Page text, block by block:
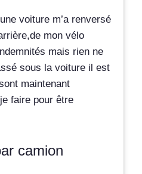
voiture m’a renversé
mon vélo
mais rien ne
sous la voiture il est
maintenant
faire pour être
camion